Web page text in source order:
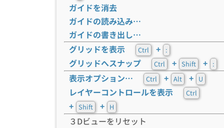
ガイドを消去
ガイドの読み込み…
ガイドの書き出し…
グリッドを表示
Ctrl + :
グリッドへスナップ Ctrl + Shift + :
表示オプション… Ctrl + Alt + U
レイヤーコントロールを表示 Ctrl
+ Shift + H
３Dビューをリセット